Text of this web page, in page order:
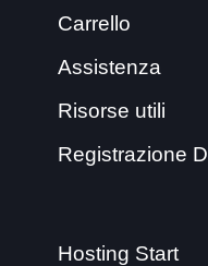
Carrello
Assistenza
Risorse utili
Registrazione
Hosting Start